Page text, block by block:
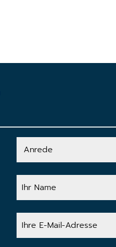
Anrede
Ihr
Name
Ihre
E-
Adresse